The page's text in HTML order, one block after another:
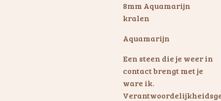
8mm Aquamarijn
kralen
Aquamarijn
Een steen die je weer in
contact brengt met je
ware ik.